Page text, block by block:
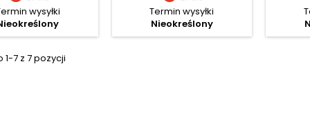
wysyłki
Termin wysyłki
Nieokreślony
1-7 z 7 pozycji